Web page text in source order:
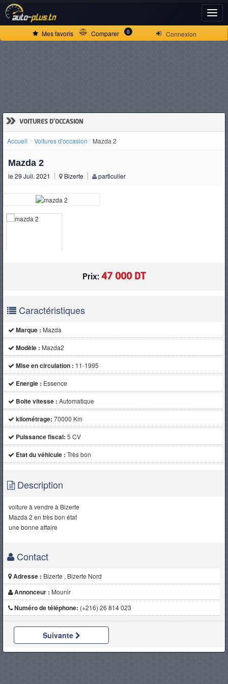
Connexion
Mes favoris Comparer 0
» VOITURES D'OCCASION
Accueil Voitures d'occasion Mazda 2
Mazda 2
le 29 Juil. 2021 Bizerte particulier
Prix: 47 000 DT
Caractéristiques
Marque : Mazda
Modèle : Mazda2
Mise en circulation : 11-1995
Energie : Essence
Boite vitesse : Automatique
kilométrage: 70000 Km
Puissance fiscal: 5 CV
Etat du véhicule : Très bon
Description
voiture à vendre à Bizerte
Mazda 2 en très bon état
une bonne affaire
Contact
Adresse : Bizerte , Bizerte Nord
Annonceur : Mounir
Numéro de téléphone: (+216) 26 814 023
Suivante
ACCUEIL
D'OCCASION
CAMIONS